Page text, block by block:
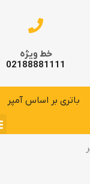
خط ویژه
02188881111
باتری بر اساس آمپر